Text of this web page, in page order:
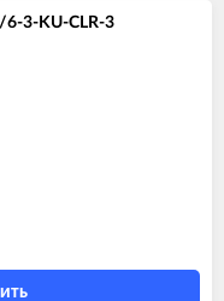
6-3-KU-CLR-3